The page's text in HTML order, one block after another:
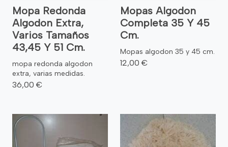
Mopa Redonda
Algodon Extra,
Varios Tamaños
43,45 Y 51 Cm.
mopa redonda algodon
extra, varias medidas.
36,00 €
Mopas Algodon
Completa 35 Y 45
Cm.
Mopas algodon 35 y 45 cm.
12,00 €